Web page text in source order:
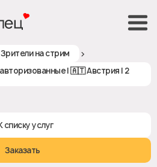
Зрители на стрим >
| 🇦🇹 Австрия | 2
списку услуг
Заказать